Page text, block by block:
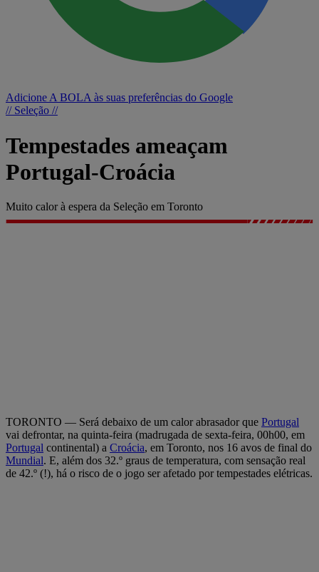
Adicione A BOLA às suas preferências do Google
// Seleção //
Tempestades ameaçam
Portugal-Croácia
Muito calor à espera da Seleção em Toronto
TORONTO — Será debaixo de um calor abrasador que Portugal
vai defrontar, na quinta-feira (madrugada de sexta-feira, 00h00, em
Portugal continental) a Croácia, em Toronto, nos 16 avos de final do
Mundial. E, além dos 32.º graus de temperatura, com sensação real
de 42.º (!), há o risco de o jogo ser afetado por tempestades elétricas.